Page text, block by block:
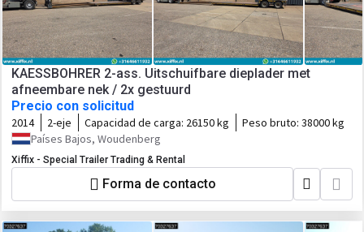
KAESSBOHRER 2-ass. Uitschuifbare dieplader met
afneembare nek / 2x gestuurd
Precio con solicitud
2014 2-eje Capacidad de carga: 26150 kg Peso bruto: 38000 kg
Países Bajos, Woudenberg
Xiffix - Special Trailer Trading & Rental
Forma de contacto